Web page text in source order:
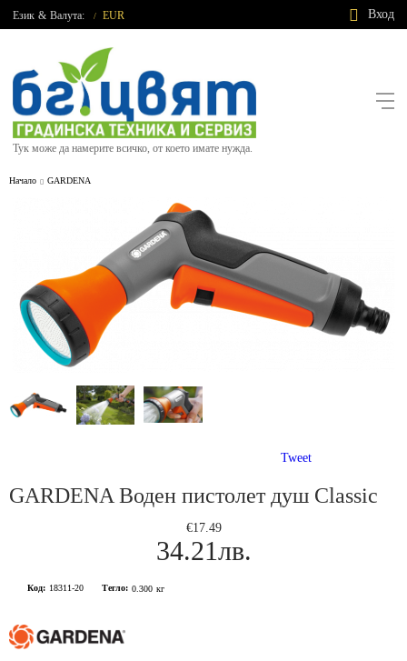
Език & Валута: / EUR Вход
Тук може да намерите всичко, от което имате нужда.
Начало GARDENA
Tweet
GARDENA Воден пистолет душ Classic
€17.49
34.21лв.
Код: 18311-20 Тегло: 0.300 кг